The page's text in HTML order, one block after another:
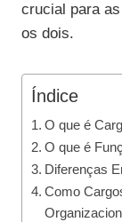
crucial para
os dois.
Índice
O que é
O que é
Diferenças
Como